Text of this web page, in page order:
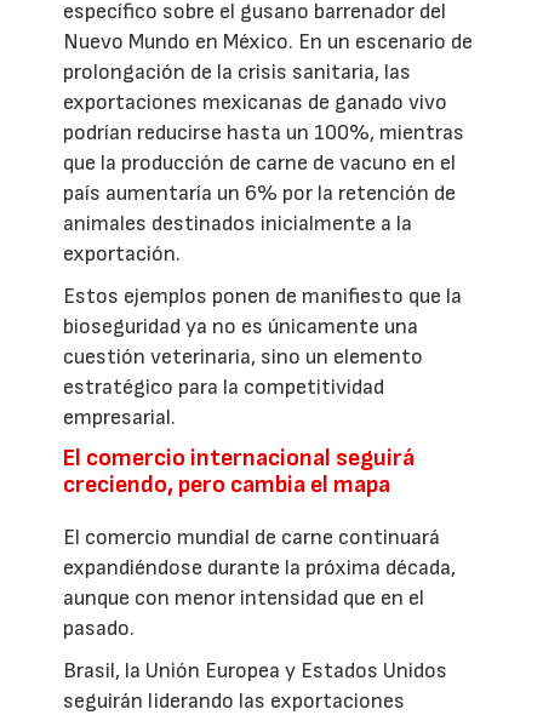
específico sobre el gusano barrenador del
Nuevo Mundo en México. En un escenario de
prolongación de la crisis sanitaria, las
exportaciones mexicanas de ganado vivo
podrían reducirse hasta un 100%, mientras
que la producción de carne de vacuno en el
país aumentaría un 6% por la retención de
animales destinados inicialmente a la
exportación.
Estos ejemplos ponen de manifiesto que la
bioseguridad ya no es únicamente una
cuestión veterinaria, sino un elemento
estratégico para la competitividad
empresarial.
El comercio internacional seguirá
creciendo, pero cambia el mapa
El comercio mundial de carne continuará
expandiéndose durante la próxima década,
aunque con menor intensidad que en el
pasado.
Brasil, la Unión Europea y Estados Unidos
seguirán liderando las exportaciones